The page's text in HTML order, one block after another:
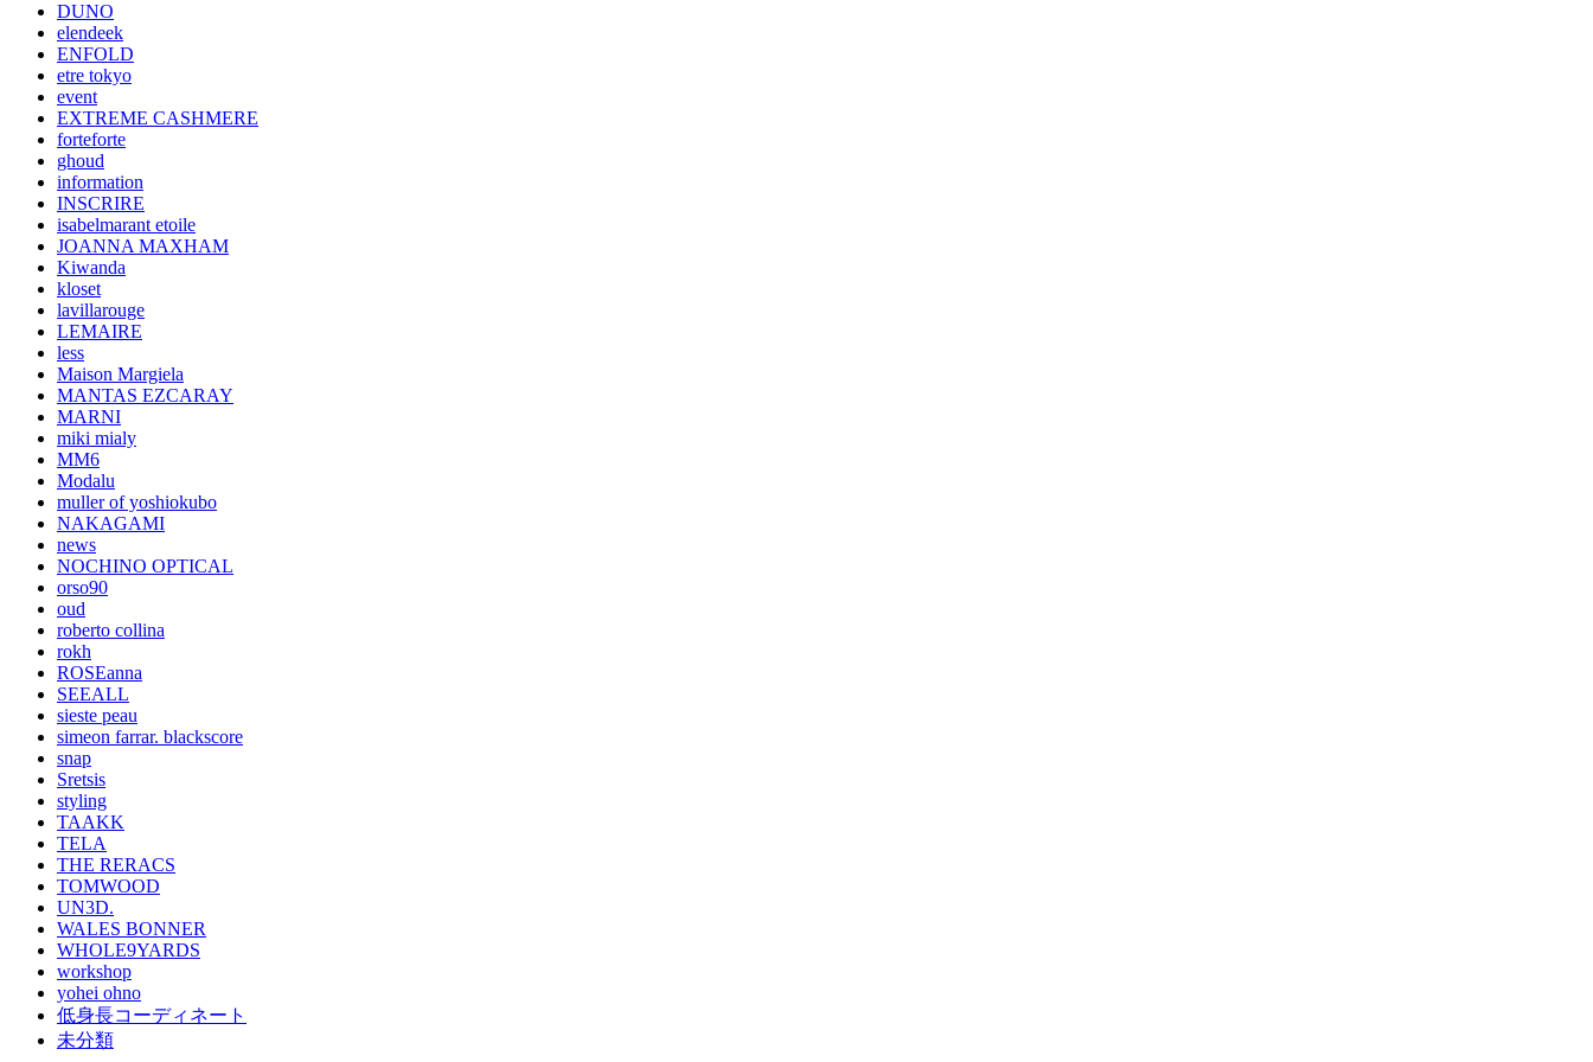
DUNO
elendeek
ENFOLD
etre tokyo
event
EXTREME CASHMERE
forteforte
ghoud
information
INSCRIRE
isabelmarant etoile
JOANNA MAXHAM
Kiwanda
kloset
lavillarouge
LEMAIRE
less
Maison Margiela
MANTAS EZCARAY
MARNI
miki mialy
MM6
Modalu
muller of yoshiokubo
NAKAGAMI
news
NOCHINO OPTICAL
orso90
oud
roberto collina
rokh
ROSEanna
SEEALL
sieste peau
simeon farrar. blackscore
snap
Sretsis
styling
TAAKK
TELA
THE RERACS
TOMWOOD
UN3D.
WALES BONNER
WHOLE9YARDS
workshop
yohei ohno
低身長コーディネート
未分類